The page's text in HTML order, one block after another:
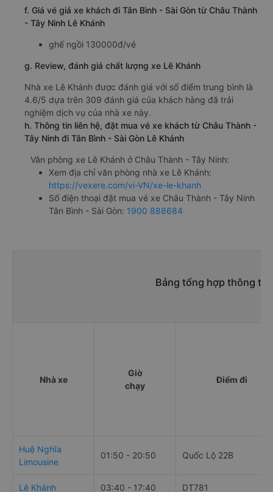
f. Giá vé giá xe khách đi Tân Bình - Sài Gòn từ Châu Thành
- Tây Ninh Lê Khánh
ghế ngồi 130000đ/vé
g. Review, đánh giá chất lượng xe Lê Khánh
Nhà xe Lê Khánh được đánh giá với số điểm trung bình là
4.6/5 dựa trên 309 đánh giá của khách hàng đã trải
nghiệm dịch vụ của nhà xe này.
h. Thông tin liên hệ, đặt mua vé xe khách từ Châu Thành -
Tây Ninh đi Tân Bình - Sài Gòn Lê Khánh
Văn phòng xe Lê Khánh ở Châu Thành - Tây Ninh:
Xem địa chỉ văn phòng nhà xe Lê Khánh:
https://vexere.com/vi-VN/xe-le-khanh
Số điện thoại đặt mua vé xe Châu Thành - Tây Ninh
Tân Bình - Sài Gòn: 1900 888684
Bảng tổng hợp thông tin
Nhà xe
Giờ
chạy
Điểm đi
Huệ Nghĩa
Limousine
01:50 - 20:50 Quốc Lộ 22B
Lê Khánh 03:40 - 17:40 DT781